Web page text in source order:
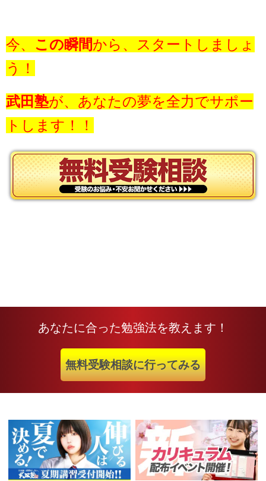
今、 この瞬間から、スタートしましょ
う！
武田塾が、あなたの夢を全力でサポー
トします！！
あなたに合った勉強法を教えます！
無料受験相談に行ってみる